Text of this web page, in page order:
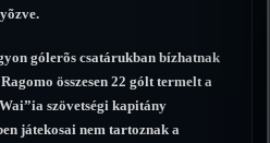
gólerõs csatárukban bízhatnak
összesen 22 gólt termelt a
szövetségi kapitány
játekosai nem tartoznak a